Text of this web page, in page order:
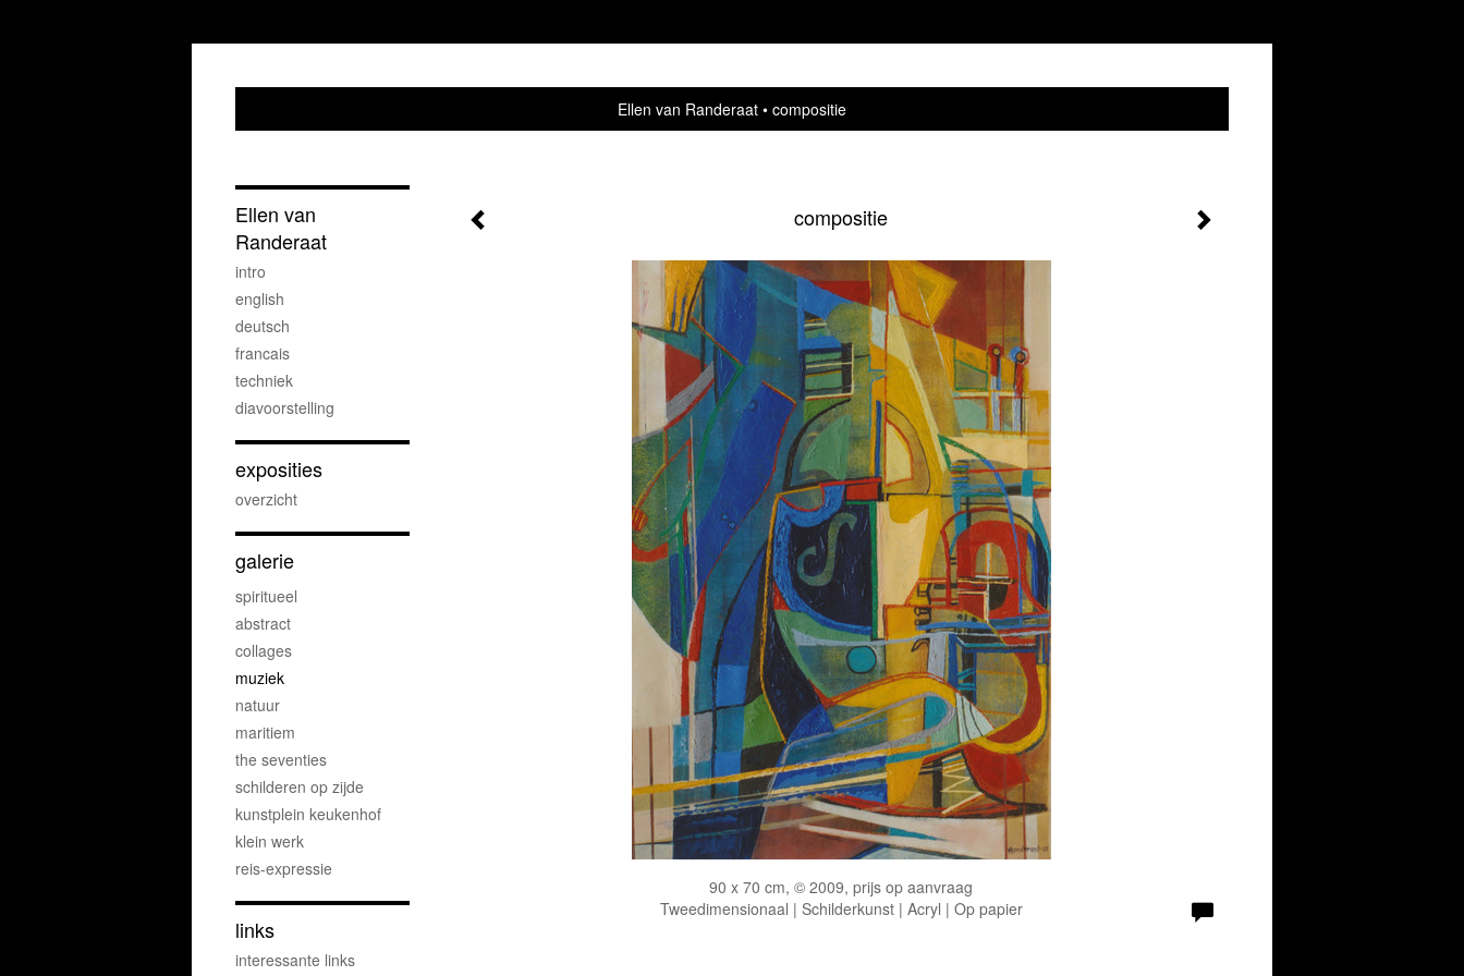
Ellen van Randeraat compositie
compositie
90 x 70 cm, © 2009, prijs op aanvraag
Tweedimensionaal | Schilderkunst | Acryl | Op papier
Ellen van
Randeraat
intro
english
deutsch
francais
techniek
diavoorstelling
exposities
overzicht
galerie
spiritueel
abstract
collages
muziek
natuur
maritiem
the seventies
schilderen op zijde
kunstplein keukenhof
klein werk
reis-expressie
links
interessante links